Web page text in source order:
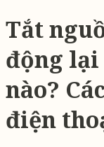
Tắt
động lại
nào?
điện